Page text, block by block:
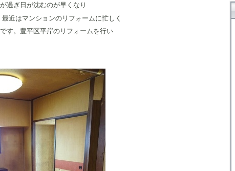
過ぎ日が沈むのが早くなり
近はマンションのリフォームに忙しく
す。豊平区平岸のリフォームを行い